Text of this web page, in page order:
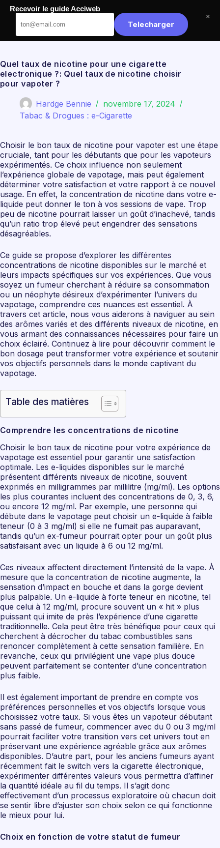
Passer
contenu
Quel taux de nicotine pour une cigarette
electronique ?: Quel taux de nicotine choisir
pour vapoter ?
Hardge Bennie
novembre 17, 2024
Tabac & Drogues : e-Cigarette
Choisir le bon taux de nicotine pour vapoter est une étape
cruciale, tant pour les débutants que pour les vapoteurs
expérimentés. Ce choix influence non seulement
l’expérience globale de vapotage, mais peut également
déterminer votre satisfaction et votre rapport à ce nouvel
usage. En effet, la concentration de nicotine dans votre e-
liquide peut donner le ton à vos sessions de vape. Trop
peu de nicotine pourrait laisser un goût d’inachevé, tandis
qu’un ratio trop élevé peut engendrer des sensations
désagréables.
Ce guide se propose d’explorer les différentes
concentrations de nicotine disponibles sur le marché et
leurs impacts spécifiques sur vos expériences. Que vous
soyez un fumeur cherchant à réduire sa consommation
ou un néophyte désireux d’expérimenter l’univers du
vapotage, comprendre ces nuances est essentiel. À
travers cet article, nous vous aiderons à naviguer au sein
des arômes variés et des différents niveaux de nicotine, en
vous armant des connaissances nécessaires pour faire un
choix éclairé. Continuez à lire pour découvrir comment le
bon dosage peut transformer votre expérience et soutenir
vos objectifs personnels dans le monde captivant du
vapotage.
Table des matières
Comprendre les concentrations de nicotine
Choisir le bon taux de nicotine pour votre expérience de
vapotage est essentiel pour garantir une satisfaction
optimale. Les e-liquides disponibles sur le marché
présentent différents niveaux de nicotine, souvent
exprimés en milligrammes par millilitre (mg/ml). Les options
les plus courantes incluent des concentrations de 0, 3, 6,
ou encore 12 mg/ml. Par exemple, une personne qui
débute dans le vapotage peut choisir un e-liquide à faible
teneur (0 à 3 mg/ml) si elle ne fumait pas auparavant,
tandis qu’un ex-fumeur pourrait opter pour un goût plus
satisfaisant avec un liquide à 6 ou 12 mg/ml.
Ces niveaux affectent directement l’intensité de la vape. À
mesure que la concentration de nicotine augmente, la
sensation d’impact en bouche et dans la gorge devient
plus palpable. Un e-liquide à forte teneur en nicotine, tel
que celui à 12 mg/ml, procure souvent un « hit » plus
puissant qui imite de près l’expérience d’une cigarette
traditionnelle. Cela peut être très bénéfique pour ceux qui
cherchent à décrocher du tabac combustibles sans
renoncer complètement à cette sensation familière. En
revanche, ceux qui privilégient une vape plus douce
peuvent parfaitement se contenter d’une concentration
plus faible.
Il est également important de prendre en compte vos
préférences personnelles et vos objectifs lorsque vous
choisissez votre taux. Si vous êtes un vapoteur débutant
sans passé de fumeur, commencer avec du 0 ou 3 mg/ml
pourrait faciliter votre transition vers cet univers tout en
préservant une expérience agréable grâce aux arômes
disponibles. D’autre part, pour les anciens fumeurs ayant
récemment fait le switch vers la cigarette électronique,
expérimenter différentes valeurs vous permettra d’affiner
la quantité idéale au fil du temps. Il s’agit donc
effectivement d’un processus exploratoire où chacun doit
se sentir libre d’ajuster son choix selon ce qui fonctionne
le mieux pour lui.
Choix en fonction de votre statut de fumeur
Recevoir le guide Acciweb
Telecharger
×